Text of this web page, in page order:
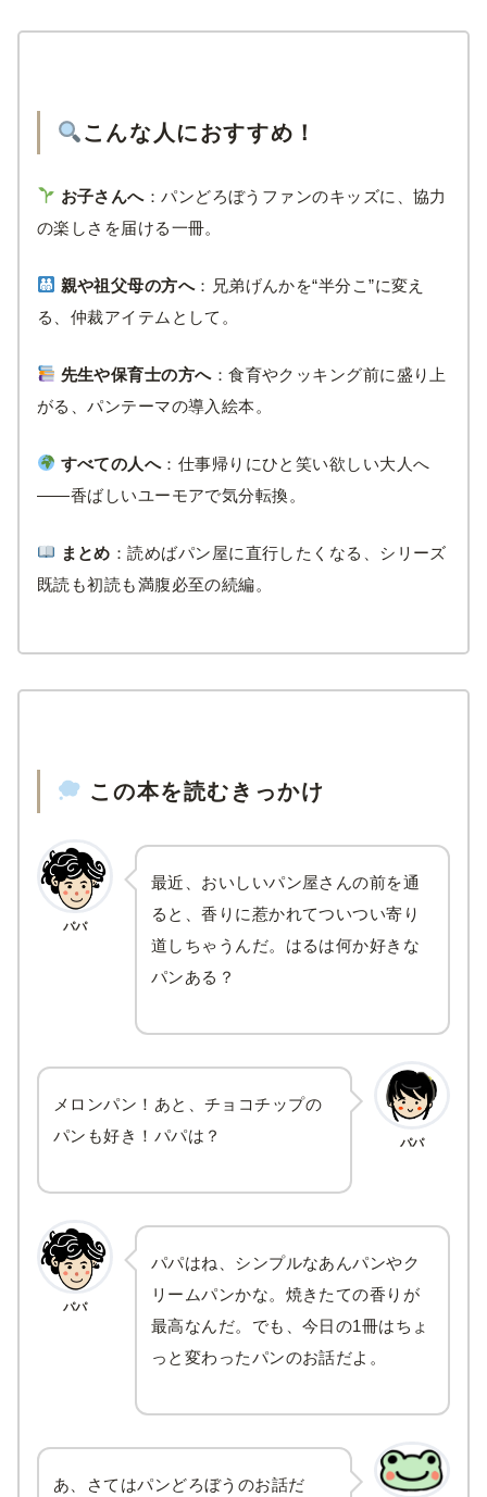
こんな人におすすめ！
お子さんへ：パンどろぼうファンのキッズに、協力
の楽しさを届ける一冊。
親や祖父母の方へ：兄弟げんかを“半分こ”に変え
る、仲裁アイテムとして。
先生や保育士の方へ：食育やクッキング前に盛り上
がる、パンテーマの導入絵本。
すべての人へ：仕事帰りにひと笑い欲しい大人へ
――香ばしいユーモアで気分転換。
まとめ ：読めばパン屋に直行したくなる、シリーズ
既読も初読も満腹必至の続編。
この本を読むきっかけ
パパ
最近、おいしいパン屋さんの前を通
ると、香りに惹かれてついつい寄り
道しちゃうんだ。はるは何か好きな
パンある？
パパ
メロンパン！あと、チョコチップの
パンも好き！パパは？
パパ
パパはね、シンプルなあんパンやク
リームパンかな。焼きたての香りが
最高なんだ。でも、今日の1冊はちょ
っと変わったパンのお話だよ。
あ、さてはパンどろぼうのお話だ